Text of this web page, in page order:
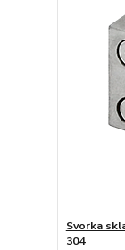
Svorka
304